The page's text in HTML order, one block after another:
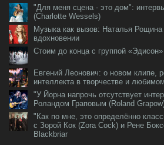
"Для меня сцена - это дом":
(Charlotte Wessels)
Музыка как вызов: Наталья
вдохновении
Стоим до конца с группой «Эдисон»
Евгений Леонович: о новом клипе,
интеллекта в творчестве и
"У Йорна напрочь отсутствует
Роландом Граповым (Roland
"Как по мне, это определённо
с Зорой Кок (Zora Cock) и Рене
Blackbriar